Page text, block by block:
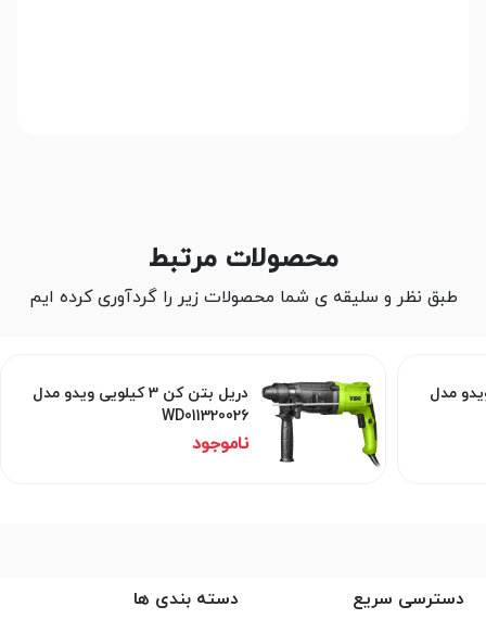
محصولات مرتبط
طبق نظر و سلیقه ی شما محصولات زیر را گردآوری کرده ایم
ویدو مدل
دریل بتن کن 3 کیلویی ویدو مدل
WD011320026
ناموجود
دسترسی سریع دسته بندی ها